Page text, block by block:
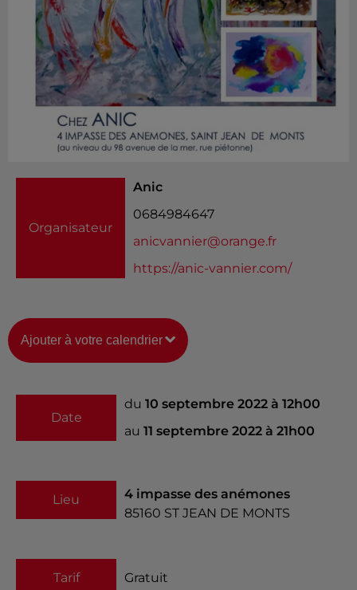
Organisateur
Anic
0684984647
anicvannier@orange.fr
https://anic-vannier.com/
Ajouter à votre calendrier
Date
du 10 septembre 2022 à 12h00
au 11 septembre 2022 à 21h00
Lieu
4 impasse des anémones
85160 ST JEAN DE MONTS
Tarif Gratuit